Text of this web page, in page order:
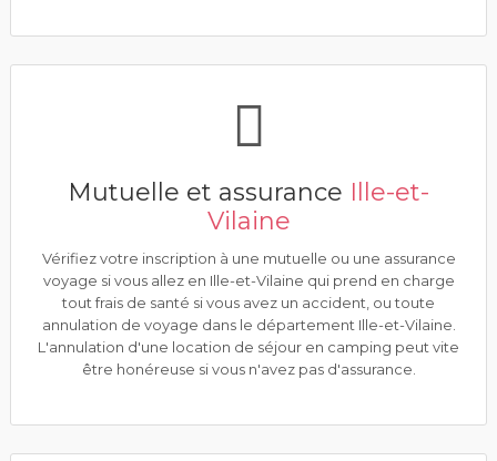
Mutuelle et assurance Ille-et-
Vilaine
Vérifiez votre inscription à une mutuelle ou une assurance
voyage si vous allez en Ille-et-Vilaine qui prend en charge
tout frais de santé si vous avez un accident, ou toute
annulation de voyage dans le département Ille-et-Vilaine.
L'annulation d'une location de séjour en camping peut vite
être honéreuse si vous n'avez pas d'assurance.